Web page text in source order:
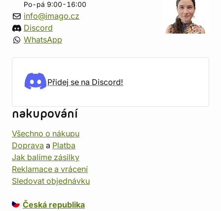
Po-pá 9:00-16:00
info@imago.cz
Discord
WhatsApp
Přidej se na Discord!
nakupování
Všechno o nákupu
Doprava a Platba
Jak balíme zásilky
Reklamace a vrácení
Sledovat objednávku
Česká republika